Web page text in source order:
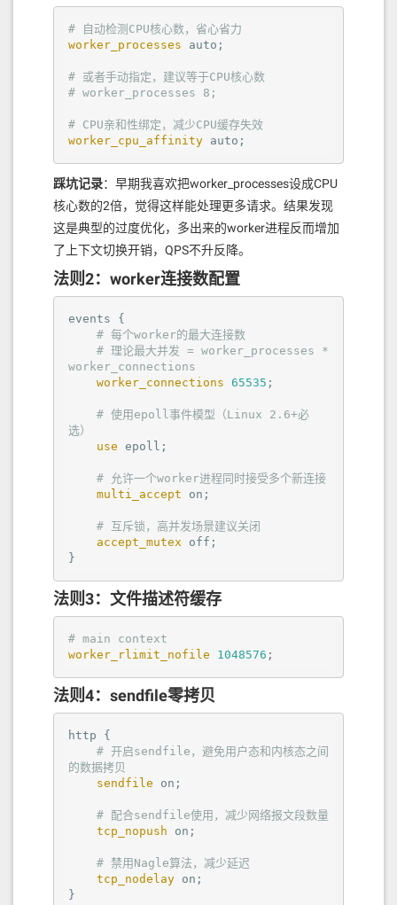
# 自动检测CPU核心数，省心省力
worker_processes auto;
# 或者手动指定，建议等于CPU核心数
# worker_processes 8;
# CPU亲和性绑定，减少CPU缓存失效
worker_cpu_affinity auto;
踩坑记录：早期我喜欢把worker_processes设成CPU
核心数的2倍，觉得这样能处理更多请求。结果发现
这是典型的过度优化，多出来的worker进程反而增加
了上下文切换开销，QPS不升反降。
法则2：worker连接数配置
events {
# 每个worker的最大连接数
# 理论最大并发 = worker_processes *
worker_connections
worker_connections 65535 ;
# 使用epoll事件模型（Linux 2.6+必
选）
use epoll ;
# 允许一个worker进程同时接受多个新连接
multi_accept
on ;
# 互斥锁，高并发场景建议关闭
accept_mutex
off ;
}
法则3：文件描述符缓存
# main context
worker_rlimit_nofile
1048576 ;
法则4：sendfile零拷贝
http {
# 开启sendfile，避免用户态和内核态之间
的数据拷贝
sendfile
on ;
# 配合sendfile使用，减少网络报文段数量
tcp_nopush
on ;
# 禁用Nagle算法，减少延迟
tcp_nodelay on ;
}